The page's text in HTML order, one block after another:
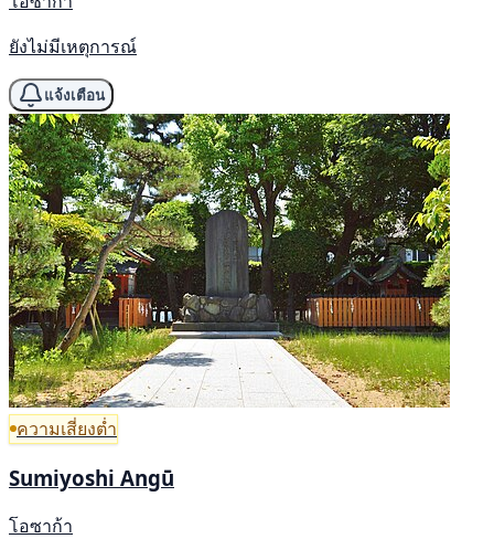
ยังไม่มีเหตุการณ์
แจ้งเตือน
ความเสี่ยงต่ำ
Sumiyoshi Angū
โอซาก้า